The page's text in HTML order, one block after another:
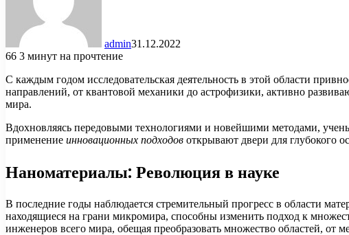
admin31.12.2022
66 3 минут на прочтение
С каждым годом исследовательская деятельность в этой области
направлений, от квантовой механики до астрофизики, активно
мира.
Вдохновляясь передовыми технологиями и новейшими методами,
применение инновационных подходов открывают двери для глубокого
Наноматериалы: Революция в науке
В последние годы наблюдается стремительный прогресс в области
находящиеся на грани микромира, способны изменить подход к
инженеров всего мира, обещая преобразовать множество областей, от